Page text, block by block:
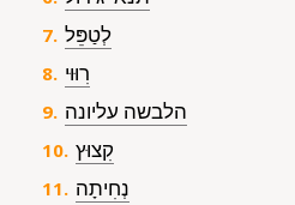
לְטַפֵּל
רִוּוּי
הלבשה עליונה
קִצוּץ
נְחִיתָה